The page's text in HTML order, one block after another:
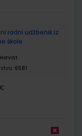
radni udžbenik iz
škole
6581